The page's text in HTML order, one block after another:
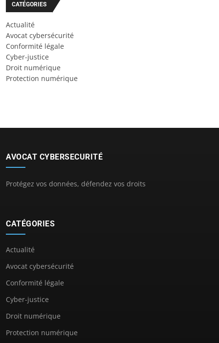
CATÉGORIES
Actualité
Avocat cybersécurité
Conformité légale
Cyber-justice
Droit numérique
Protection numérique
AVOCAT CYBERSECURITÉ
Protégez vos données, défendez vos droits
CATÉGORIES
Actualité
Avocat cybersécurité
Conformité légale
Cyber-justice
Droit numérique
Protection numérique